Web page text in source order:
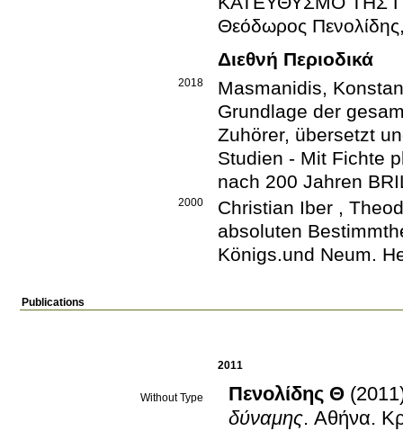
Θεόδωρος
Διεθνή Περιοδικά
2018
Masmanidis,
Grundlage der
Zuhörer, übersetzt
Studien - Mit Fichte
nach 200 Jahren
2000 Christian Iber ,
absoluten
Königs.und Neum.
Publications
2011
Without Type Πενολίδης Θ
δύναμης. Αθήνα.